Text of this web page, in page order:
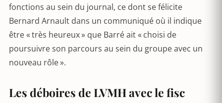
fonctions au sein du journal, ce dont se félicite
Bernard Arnault dans un communiqué où il indique
être « très heureux » que Barré ait « choisi de
poursuivre son parcours au sein du groupe avec un
nouveau rôle ».
Les déboires de LVMH avec le fisc